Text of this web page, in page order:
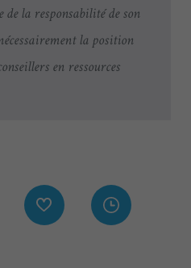
de la responsabilité de son
la position
en ressources